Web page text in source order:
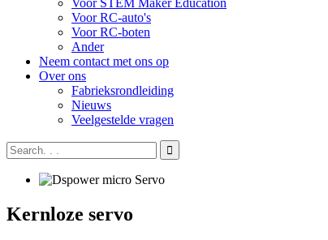
Voor STEM Maker Education
Voor RC-auto's
Voor RC-boten
Ander
Neem contact met ons op
Over ons
Fabrieksrondleiding
Nieuws
Veelgestelde vragen
Kernloze servo